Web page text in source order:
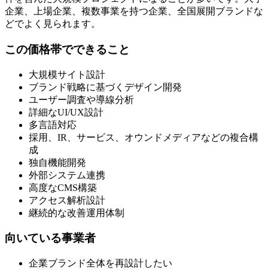
企業、上場企業、複数事業を持つ企業、全国展開ブランドな
どでよく見られます。
この価格帯でできること
大規模サイト設計
ブランド戦略に基づくデザイン開発
ユーザー調査や導線分析
詳細なUI/UX設計
多言語対応
採用、IR、サービス、オウンドメディアなどの複合構
成
独自機能開発
外部システム連携
高度なCMS構築
アクセス解析設計
継続的な改善運用体制
向いている事業者
企業ブランド全体を再設計したい